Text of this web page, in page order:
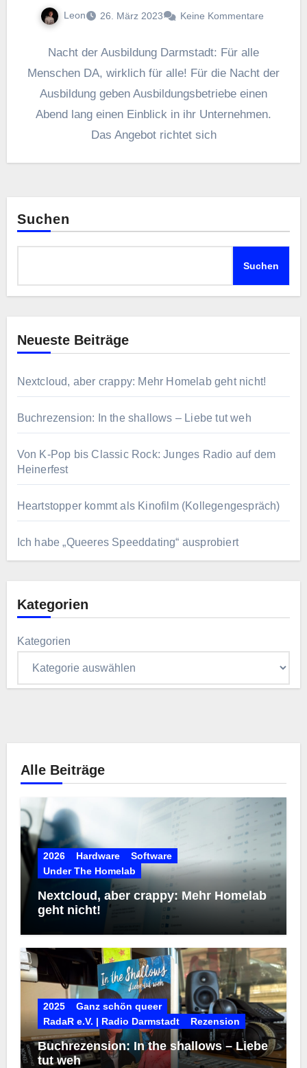
Leon 26. März 2023 Keine Kommentare
Nacht der Ausbildung Darmstadt: Für alle
Menschen DA, wirklich für alle! Für die Nacht der
Ausbildung geben Ausbildungsbetriebe einen
Abend lang einen Einblick in ihr Unternehmen.
Das Angebot richtet sich
Suchen
Suchen
Neueste Beiträge
Nextcloud, aber crappy: Mehr Homelab geht nicht!
Buchrezension: In the shallows – Liebe tut weh
Von K-Pop bis Classic Rock: Junges Radio auf dem
Heinerfest
Heartstopper kommt als Kinofilm (Kollegengespräch)
Ich habe „Queeres Speeddating“ ausprobiert
Kategorien
Kategorien
Alle Beiträge
2026 Hardware
Software
Under The Homelab
Nextcloud, aber crappy: Mehr Homelab
geht nicht!
2025
Ganz schön queer
RadaR e.V. | Radio Darmstadt
Rezension
Buchrezension: In the shallows – Liebe
tut weh